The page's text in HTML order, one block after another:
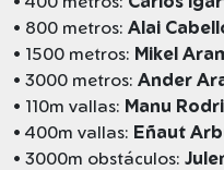
• 800 metros: Alai
• 1500 metros: Mikel
• 3000 metros: Ander
• 110m vallas: Manu
• 400m vallas: Eñaut
• 3000m obstáculos: